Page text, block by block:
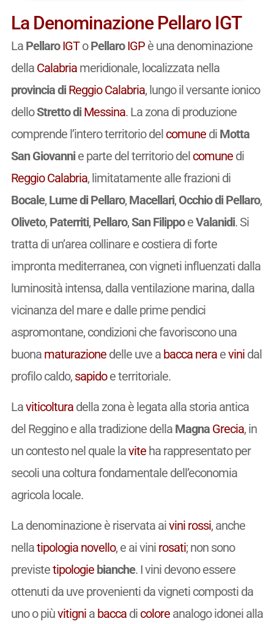
La Denominazione Pellaro IGT
La PellaroIGToPellaroIGPè una denominazione
della Calabriameridionale, localizzata nella
provincia diReggio Calabria, lungo il versante ionico
delloStretto diMessina. La zona di produzione
comprende l’intero territorio del comunedi Motta
San Giovannie parte del territorio del comunedi
Reggio Calabria, limitatamente alle frazioni di
Bocale, Lume di Pellaro, Macellari, Occhio di Pellaro,
Oliveto, Paterriti, Pellaro,San FilippoeValanidi. Si
tratta di un’area collinare e costiera di forte
impronta mediterranea, con vigneti influenzati dalla
luminosità intensa, dalla ventilazione marina, dalla
vicinanza del mare e dalle prime pendici
aspromontane, condizioni che favoriscono una
buona maturazionedelle uve a bacca neraevinidal
profilo caldo, sapidoe territoriale.
Laviticolturadella zona è legata alla storia antica
del Reggino e alla tradizione della Magna Grecia, in
un contesto nel quale laviteha rappresentato per
secoli una coltura fondamentale dell’economia
agricola locale.
La denominazione è riservata aivini rossi, anche
nellatipologia novello, e ai vini rosati; non sono
previstetipologie bianche. I vini devono essere
ottenuti da uve provenienti da vigneti composti da
uno o piùvitignia baccadi coloreanalogo idonei alla